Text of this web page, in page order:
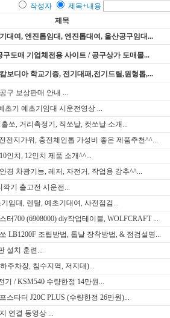
작성자
제목+내용
제목
대여, 엔진톱임대, 엔진톱대여, 울산공구임대...
구도매 기업체전용 사이트 / 공구상가 도매몰...
보디아 학교기증, 전기대패,전기드릴,원형톱,...
구 보상판매 안내 ...
초기 예초기임대 시운전영상 ...
쏘, 거리측정기, 직쏘날, 컷쏘날 소개...
전지가위, 충전체인톱 가성비 좋은 제품추천^^...
인치, 12인치 제품 소개^^...
경 차광기능, 레저, 자전거, 작업용 강추^^...
깍기 출고전 시운전...
임대, 렌탈, 예초기대여, 사전점검...
터700 (6908000) diy작업테이블, WOLFCRAFT ...
LB1200F 조립방법, 톱날 장착방법, & 점검설명...
설치 훈련...
주차장, 침수지역, 저지대)...
기 / KSM540 수량한정 14만원...
스타터 J20C PLUS (수량한정 26만원)...
연결 동영상 ...